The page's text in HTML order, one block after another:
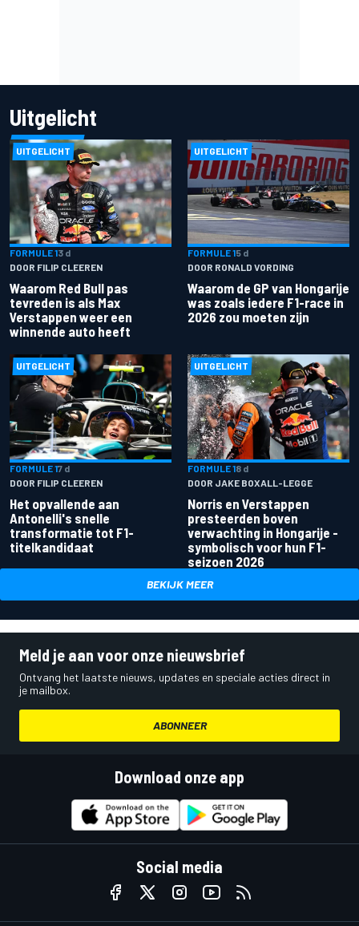
Uitgelicht
UITGELICHT
FORMULE 13 d
DOOR FILIP CLEEREN
Waarom Red Bull pas
tevreden is als Max
Verstappen weer een
winnende auto heeft
UITGELICHT
FORMULE 15 d
DOOR RONALD VORDING
Waarom de GP van Hongarije
was zoals iedere F1-race in
2026 zou moeten zijn
UITGELICHT
FORMULE 17 d
DOOR FILIP CLEEREN
Het opvallende aan
Antonelli's snelle
transformatie tot F1-
titelkandidaat
UITGELICHT
FORMULE 18 d
DOOR JAKE BOXALL-LEGGE
Norris en Verstappen
presteerden boven
verwachting in Hongarije -
symbolisch voor hun F1-
seizoen 2026
BEKIJK MEER
Meld je aan voor onze nieuwsbrief
Ontvang het laatste nieuws, updates en speciale acties direct in
je mailbox.
ABONNEER
Download onze app
Social media